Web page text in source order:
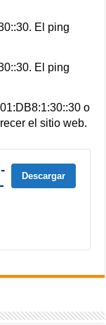
El ping
El ping
o
el sitio web.
Descargar